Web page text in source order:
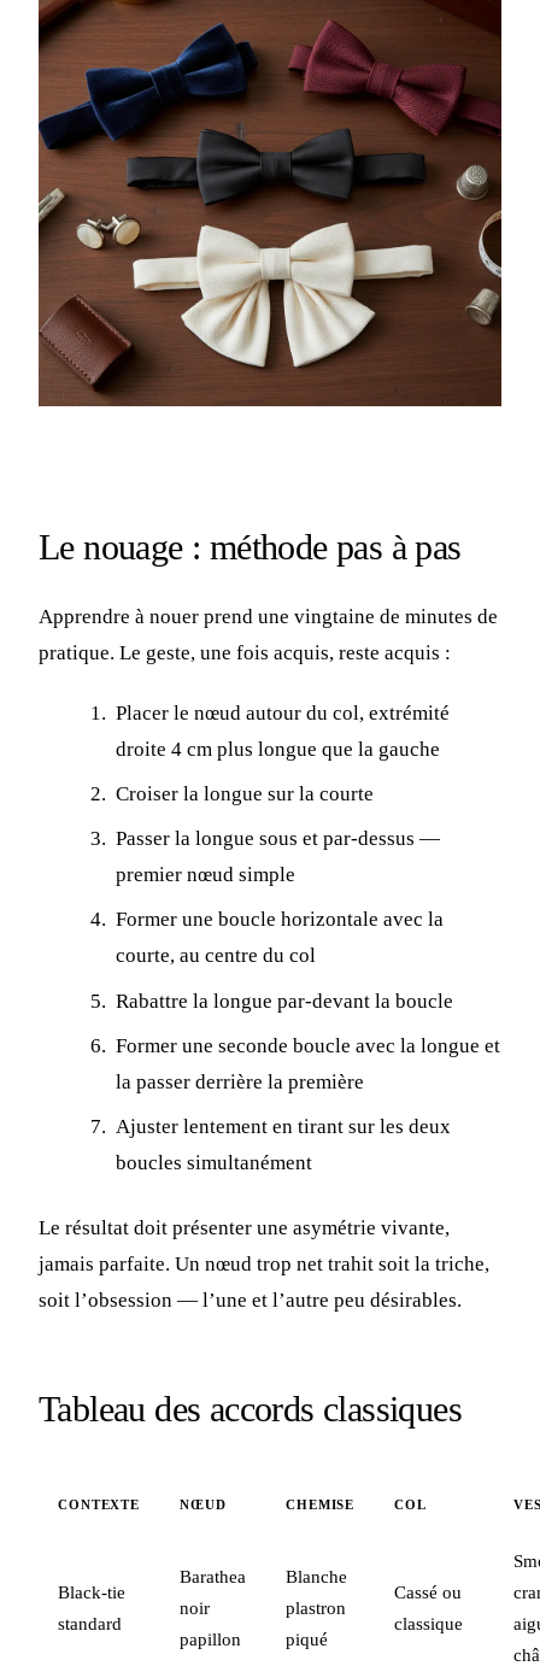
Le nouage : méthode pas à pas
Apprendre à nouer prend une vingtaine de minutes de
pratique. Le geste, une fois acquis, reste acquis :
Placer le nœud autour du col, extrémité
droite 4 cm plus longue que la gauche
Croiser la longue sur la courte
Passer la longue sous et par-dessus —
premier nœud simple
Former une boucle horizontale avec la
courte, au centre du col
Rabattre la longue par-devant la boucle
Former une seconde boucle avec la longue et
la passer derrière la première
Ajuster lentement en tirant sur les deux
boucles simultanément
Le résultat doit présenter une asymétrie vivante,
jamais parfaite. Un nœud trop net trahit soit la triche,
soit l’obsession — l’une et l’autre peu désirables.
Tableau des accords classiques
CONTEXTE NŒUD CHEMISE COL
Black-tie
standard
Barathea
noir
papillon
Blanche
plastron
piqué
Cassé ou
classique